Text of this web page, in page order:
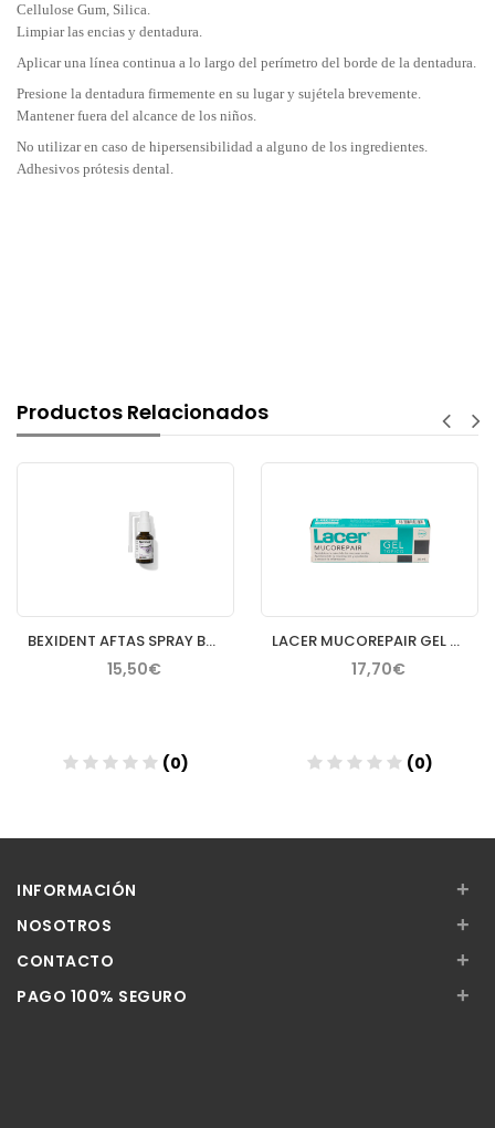
Cellulose Gum, Silica.
Limpiar las encias y dentadura.
Aplicar una línea continua a lo largo del perímetro del borde de la dentadura.
Presione la dentadura firmemente en su lugar y sujétela brevemente.
Mantener fuera del alcance de los niños.
No utilizar en caso de hipersensibilidad a alguno de los ingredientes.
Adhesivos prótesis dental.
Productos Relacionados
BEXIDENT AFTAS SPRAY BUCAL PROTECTOR 15 ML
15,50€
(0)
LACER MUCOREPAIR GEL TOPICO 30 ML
17,70€
(0)
INFORMACIÓN +
NOSOTROS +
CONTACTO +
PAGO 100% SEGURO +